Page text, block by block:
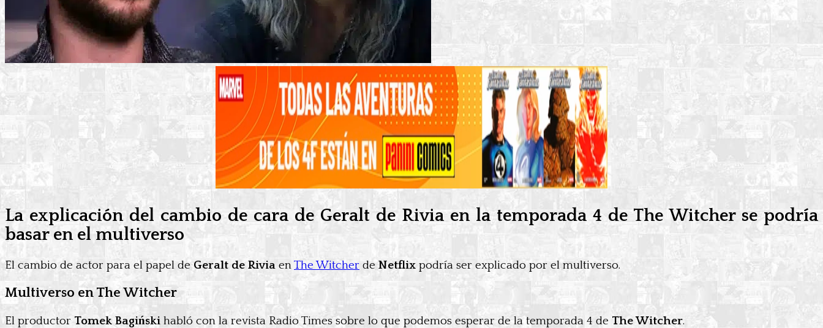
La explicación del cambio de cara de Geralt de Rivia en la temporada 4 de The Witcher se podría
basar en el multiverso
El cambio de actor para el papel deGeralt de Rivia enThe Witcher deNetflix podría ser explicado por el multiverso.
Multiverso en The Witcher
El productor Tomek Bagiński habló con la revista Radio Times sobre lo que podemos esperar de la temporada 4 de The Witcher.